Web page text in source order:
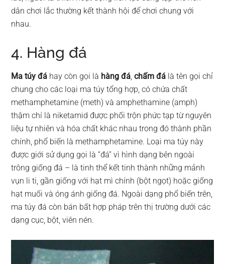
dân chơi lắc thường kết thành hội để chơi chung với
nhau.
4. Hàng đá
Ma túy đá hay còn gọi là hàng đá,chấm đá là tên gọi chỉ
chung cho các loại ma túy tổng hợp, có chứa chất
methamphetamine (meth) và amphethamine (amph)
thậm chí là niketamid được phối trộn phức tạp từ nguyên
liệu tự nhiên và hóa chất khác nhau trong đó thành phần
chính, phổ biến là methamphetamine. Loại ma túy này
được giới sử dụng gọi là “đá” vì hình dạng bên ngoài
trông giống đá – là tinh thể kết tinh thành những mảnh
vụn li ti, gần giống với hạt mì chính (bột ngọt) hoặc giống
hạt muối và óng ánh giống đá. Ngoài dạng phổ biến trên,
ma túy đá còn bán bất hợp pháp trên thị trường dưới các
dạng cục, bột, viên nén.